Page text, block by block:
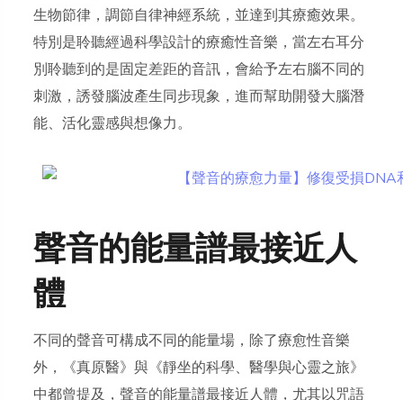
生物節律，調節自律神經系統，並達到其療癒效果。
特別是聆聽經過科學設計的療癒性音樂，當左右耳分
別聆聽到的是固定差距的音訊，會給予左右腦不同的
刺激，誘發腦波產生同步現象，進而幫助開發大腦潛
能、活化靈感與想像力。
聲音的能量譜最接近人
體
不同的聲音可構成不同的能量場，除了療愈性音樂
外，《真原醫》與《靜坐的科學、醫學與心靈之旅》
中都曾提及，聲音的能量譜最接近人體，尤其以咒語